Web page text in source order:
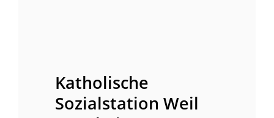
Katholische
Sozialstation Weil